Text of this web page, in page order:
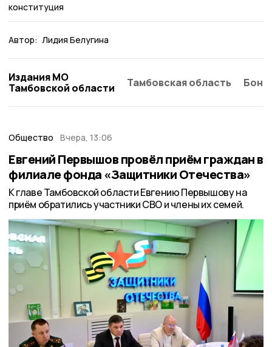
конституция
Автор: Лидия Белугина
Издания МО
Тамбовской области
Тамбовская область
Общество Вчера, 13:06
Евгений Первышов провёл приём граждан в
филиале фонда «Защитники Отечества»
К главе Тамбовской области Евгению Первышову на
приём обратились участники СВО и члены их семей.